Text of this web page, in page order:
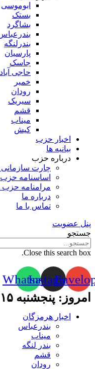
ابوموسی
بستک
بشاگرد
بندرلنگه
پارسیان
جاسک
حاجی آباد
خمیر
رودان
سیریک
قشم
میناب
کیش
اخبار حزب
بیانیه ها
درباره حزب
چارت
اساسنامه
مرامنامه
درباره ما
تماس با ما
پنل عضویت
جستجو
Close this search box.
Instagram
Whatsapp
امروز: پنجشنبه ۱۵ مرداد ۱۴۰۵
اخبار هرمزگان
بندرعباس
میناب
بندر لنگه
قشم
رودان